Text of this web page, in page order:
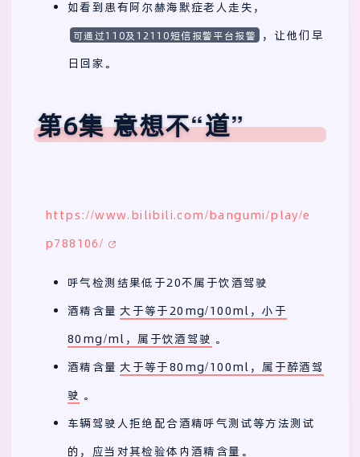
如看到患有阿尔赫海默症老人走失，
可通过110及12110短信报警平台报警
，让他们早
日回家。
第6集 意想不“道”
https://www.bilibili.com/bangumi/play/e
p788106/
呼气检测结果低于20不属于饮酒驾驶
酒精含量 大于等于20mg/100ml，小于
80mg/ml，属于饮酒驾驶 。
酒精含量 大于等于80mg/100ml，属于醉酒驾
驶 。
车辆驾驶人拒绝配合酒精呼气测试等方法测试
的，应当对其检验体内酒精含量。